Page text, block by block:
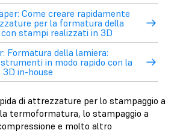
Come creare rapidamente
per la formatura della
stampi realizzati in 3D
Formatura della lamiera:
in modo rapido con la
in-house
di attrezzature per lo stampaggio a
termoformatura, lo stampaggio a
e molto altro